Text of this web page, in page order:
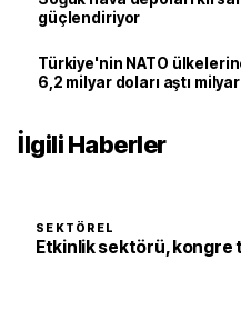
güçlendiriyor
Türkiye'nin NATO
6,2 milyar doları aştı milyar
İlgili Haberler
SEKTÖREL
Etkinlik sektörü, kongre